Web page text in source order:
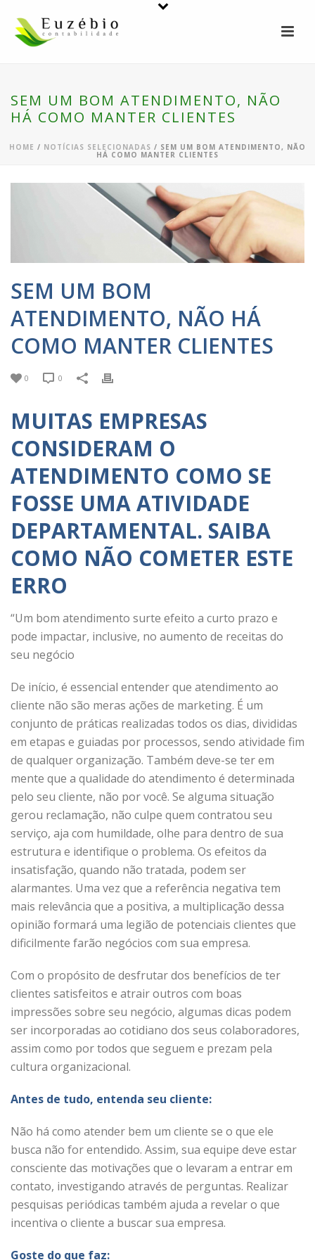
SEM UM BOM ATENDIMENTO, NÃO
HÁ COMO MANTER CLIENTES
HOME / NOTÍCIAS SELECIONADAS / SEM UM BOM ATENDIMENTO, NÃO
HÁ COMO MANTER CLIENTES
SEM UM BOM
ATENDIMENTO, NÃO HÁ
COMO MANTER CLIENTES
0 0
MUITAS EMPRESAS
CONSIDERAM O
ATENDIMENTO COMO SE
FOSSE UMA ATIVIDADE
DEPARTAMENTAL. SAIBA
COMO NÃO COMETER ESTE
ERRO
“Um bom atendimento surte efeito a curto prazo e
pode impactar, inclusive, no aumento de receitas do
seu negócio
De início, é essencial entender que atendimento ao
cliente não são meras ações de marketing. É um
conjunto de práticas realizadas todos os dias, divididas
em etapas e guiadas por processos, sendo atividade fim
de qualquer organização. Também deve-se ter em
mente que a qualidade do atendimento é determinada
pelo seu cliente, não por você. Se alguma situação
gerou reclamação, não culpe quem contratou seu
serviço, aja com humildade, olhe para dentro de sua
estrutura e identifique o problema. Os efeitos da
insatisfação, quando não tratada, podem ser
alarmantes. Uma vez que a referência negativa tem
mais relevância que a positiva, a multiplicação dessa
opinião formará uma legião de potenciais clientes que
dificilmente farão negócios com sua empresa.
Com o propósito de desfrutar dos benefícios de ter
clientes satisfeitos e atrair outros com boas
impressões sobre seu negócio, algumas dicas podem
ser incorporadas ao cotidiano dos seus colaboradores,
assim como por todos que seguem e prezam pela
cultura organizacional.
Antes de tudo, entenda seu cliente:
Não há como atender bem um cliente se o que ele
busca não for entendido. Assim, sua equipe deve estar
consciente das motivações que o levaram a entrar em
contato, investigando através de perguntas. Realizar
pesquisas periódicas também ajuda a revelar o que
incentiva o cliente a buscar sua empresa.
Goste do que faz: